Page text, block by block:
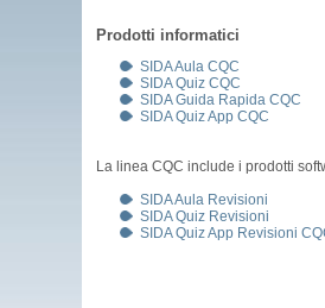
Prodotti informatici
SIDA Aula CQC
SIDA Quiz CQC
SIDA Guida Rapida CQC
SIDA Quiz App CQC
La linea CQC include i prodotti
SIDA Aula Revisioni
SIDA Quiz Revisioni
SIDA Quiz App Revisioni